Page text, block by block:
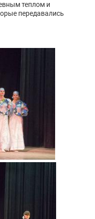
теплом и
передавались